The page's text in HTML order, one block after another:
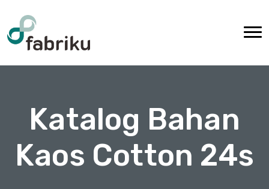
Katalog Bahan
Kaos Cotton 24s